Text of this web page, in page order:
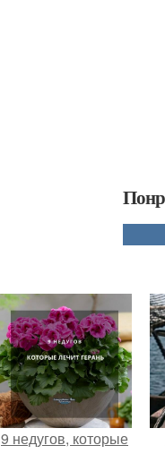
9 недугов, которые